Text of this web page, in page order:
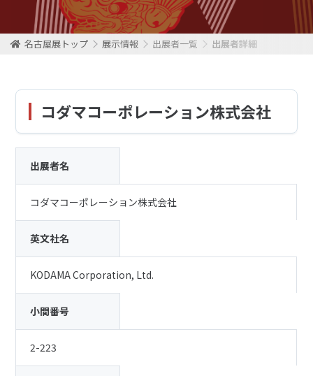
名古屋展トップ 展示情報 出展者一覧 出展者詳細
コダマコーポレーション株式会社
出展者名
コダマコーポレーション株式会社
英文社名
KODAMA Corporation, Ltd.
小間番号
2-223